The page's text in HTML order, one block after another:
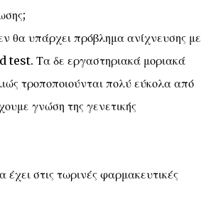
θα υπάρχει πρόβλημα ανίχνευσης με
test. Τα δε εργαστηριακά μοριακά
τροποποιούνται πολύ εύκολα από
γνώση της γενετικής
έχει στις τωρινές φαρμακευτικές